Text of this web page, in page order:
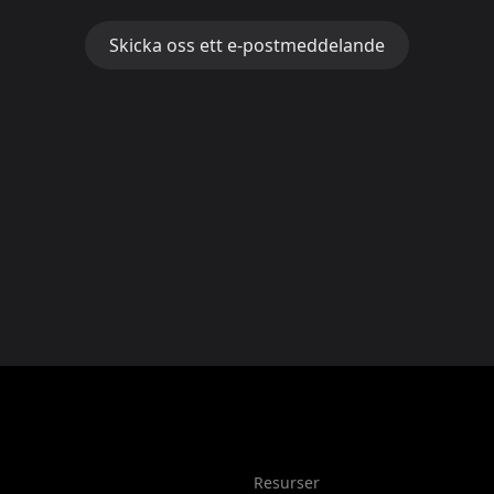
Skicka oss ett e-postmeddelande
Resurser